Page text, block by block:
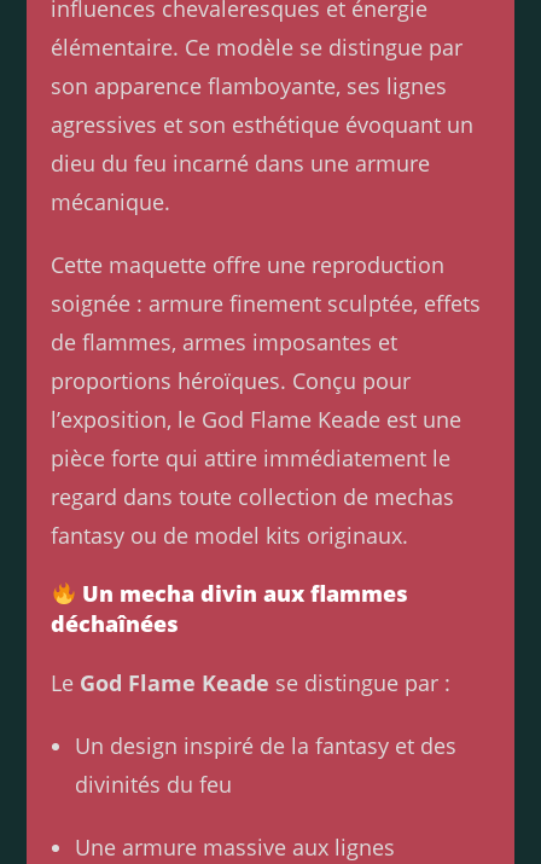
influences chevaleresques et énergie
élémentaire. Ce modèle se distingue par
son apparence flamboyante, ses lignes
agressives et son esthétique évoquant un
dieu du feu incarné dans une armure
mécanique.
Cette maquette offre une reproduction
soignée : armure finement sculptée, effets
de flammes, armes imposantes et
proportions héroïques. Conçu pour
l’exposition, le God Flame Keade est une
pièce forte qui attire immédiatement le
regard dans toute collection de mechas
fantasy ou de model kits originaux.
Un mecha divin aux flammes
déchaînées
Le God Flame Keade se distingue par :
Un design inspiré de la fantasy et des
divinités du feu
Une armure massive aux lignes